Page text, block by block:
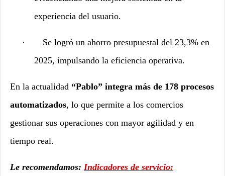
experiencia del usuario.
·
Se logró un ahorro presupuestal del 23,3% en
2025, impulsando la eficiencia operativa.
En la actualidad “Pablo” integra más de 178 procesos
automatizados, lo que permite a los comercios
gestionar sus operaciones con mayor agilidad y en
tiempo real.
Le recomendamos: Indicadores de servicio: